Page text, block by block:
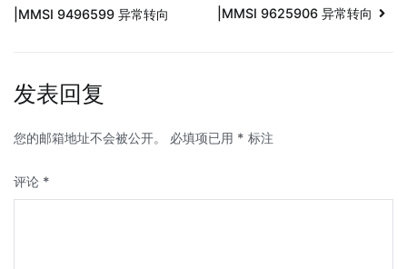
|MMSI 9496599 异常转向
|MMSI 9625906 异常转向
发表回复
您的邮箱地址不会被公开。 必填项已用 * 标注
评论 *